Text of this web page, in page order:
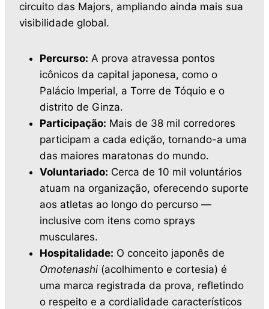
circuito das Majors, ampliando ainda mais sua
visibilidade global.
Percurso: A prova atravessa pontos
icônicos da capital japonesa, como o
Palácio Imperial, a Torre de Tóquio e o
distrito de Ginza.
Participação: Mais de 38 mil corredores
participam a cada edição, tornando-a uma
das maiores maratonas do mundo.
Voluntariado: Cerca de 10 mil voluntários
atuam na organização, oferecendo suporte
aos atletas ao longo do percurso —
inclusive com itens como sprays
musculares.
Hospitalidade: O conceito japonês de
Omotenashi (acolhimento e cortesia) é
uma marca registrada da prova, refletindo
o respeito e a cordialidade característicos